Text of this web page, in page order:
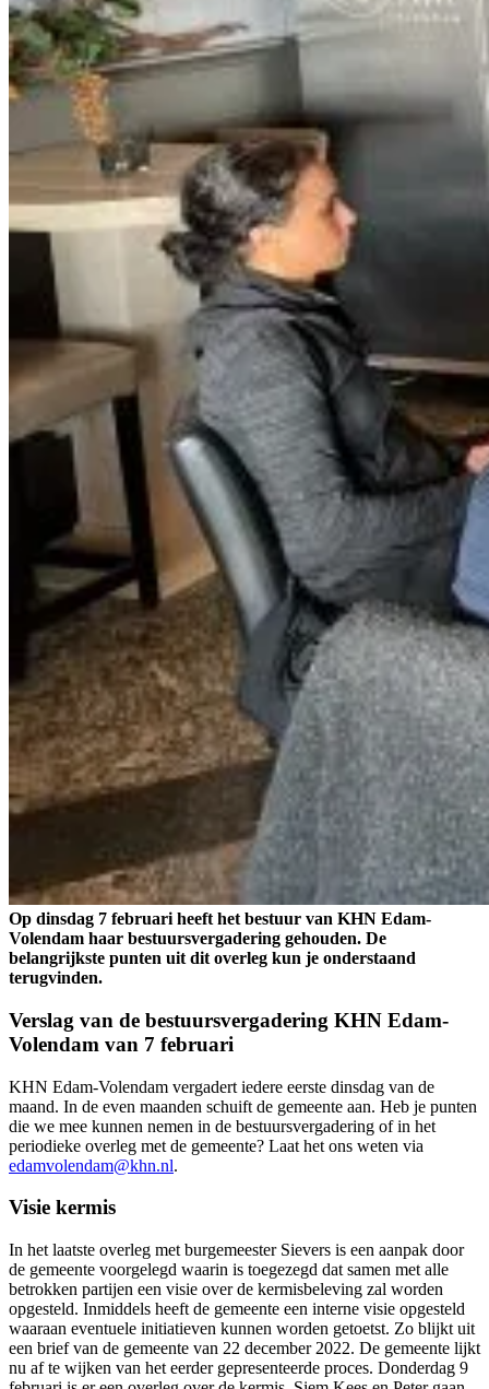
Op dinsdag 7 februari heeft het bestuur van KHN Edam-
Volendam haar bestuursvergadering gehouden. De
belangrijkste punten uit dit overleg kun je onderstaand
terugvinden.
Verslag van de bestuursvergadering KHN Edam-
Volendam van 7 februari
KHN Edam-Volendam vergadert iedere eerste dinsdag van de
maand. In de even maanden schuift de gemeente aan. Heb je punten
die we mee kunnen nemen in de bestuursvergadering of in het
periodieke overleg met de gemeente? Laat het ons weten via
edamvolendam@khn.nl.
Visie kermis
In het laatste overleg met burgemeester Sievers is een aanpak door
de gemeente voorgelegd waarin is toegezegd dat samen met alle
betrokken partijen een visie over de kermisbeleving zal worden
opgesteld. Inmiddels heeft de gemeente een interne visie opgesteld
waaraan eventuele initiatieven kunnen worden getoetst. Zo blijkt uit
een brief van de gemeente van 22 december 2022. De gemeente lijkt
nu af te wijken van het eerder gepresenteerde proces. Donderdag 9